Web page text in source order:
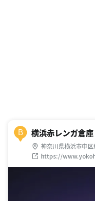
B 横浜赤レンガ倉庫
神奈川県横浜市中区
https://